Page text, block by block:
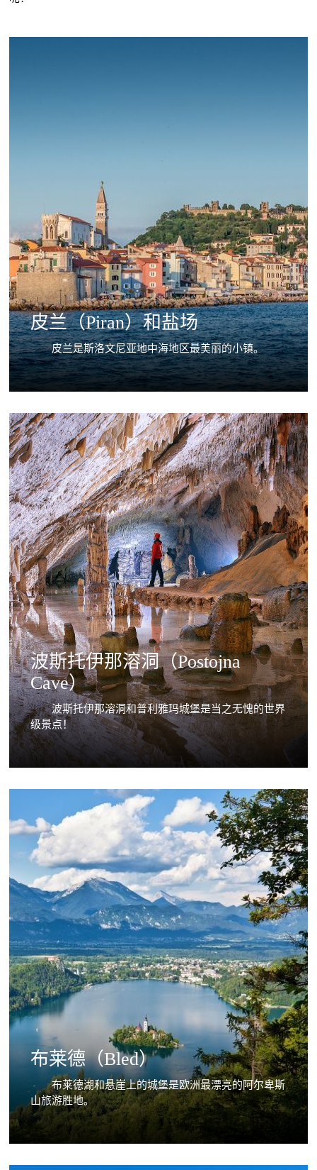
皮兰（Piran）和盐场
皮兰是斯洛文尼亚地中海地区最美丽的小镇。
波斯托伊那溶洞（Postojna
Cave）
波斯托伊那溶洞和普利雅玛城堡是当之无愧的世界
级景点！
布莱德（Bled）
布莱德湖和悬崖上的城堡是欧洲最漂亮的阿尔卑斯
山旅游胜地。